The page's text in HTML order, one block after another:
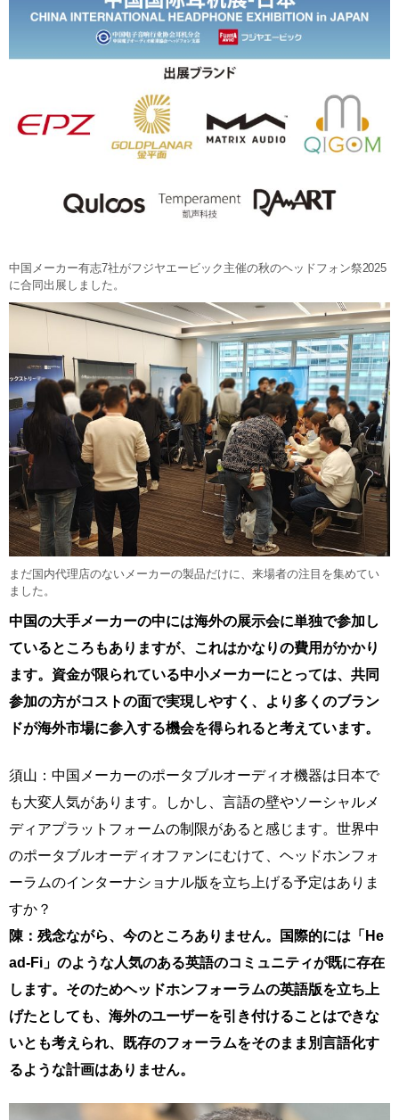
中国メーカー有志7社がフジヤエービック主催の秋のヘッドフォン祭2025
に合同出展しました。
まだ国内代理店のないメーカーの製品だけに、来場者の注目を集めてい
ました。
中国の大手メーカーの中には海外の展示会に単独で参加し
ているところもありますが、これはかなりの費用がかかり
ます。資金が限られている中小メーカーにとっては、共同
参加の方がコストの面で実現しやすく、より多くのブラン
ドが海外市場に参入する機会を得られると考えています。
須山：中国メーカーのポータブルオーディオ機器は日本で
も大変人気があります。しかし、言語の壁やソーシャルメ
ディアプラットフォームの制限があると感じます。世界中
のポータブルオーディオファンにむけて、ヘッドホンフォ
ーラムのインターナショナル版を立ち上げる予定はありま
すか？
陳：残念ながら、今のところありません。国際的には「He
ad-Fi」のような人気のある英語のコミュニティが既に存在
します。そのためヘッドホンフォーラムの英語版を立ち上
げたとしても、海外のユーザーを引き付けることはできな
いとも考えられ、既存のフォーラムをそのまま別言語化す
るような計画はありません。